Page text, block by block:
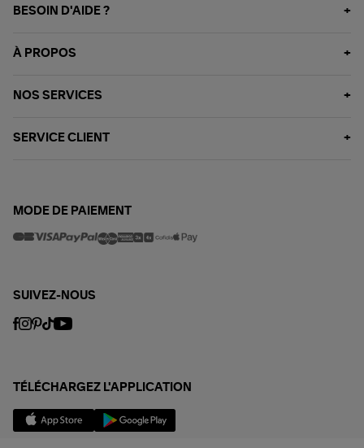
BESOIN D'AIDE ?
À PROPOS
NOS SERVICES
SERVICE CLIENT
MODE DE PAIEMENT
SUIVEZ-NOUS
TÉLÉCHARGEZ L'APPLICATION